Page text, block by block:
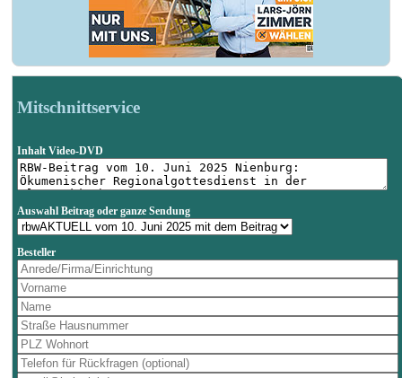
Mitschnittservice
Inhalt Video-DVD
Auswahl Beitrag oder ganze Sendung
Besteller